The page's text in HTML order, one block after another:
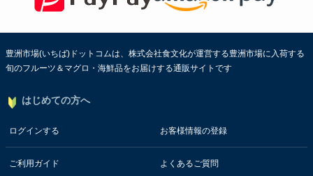
豊洲市場(いちば)ドットコムは、株式会社食文化が運営する豊洲市場に入荷する
旬のフルーツ＆マグロ・海鮮品をお届けする通販サイトです
はじめての方へ
ログインする お客様情報の登録
ご利用ガイド よくあるご質問